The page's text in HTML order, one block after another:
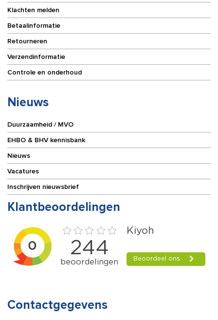
Klachten melden
Betaalinformatie
Retourneren
Verzendinformatie
Controle en onderhoud
Nieuws
Duurzaamheid / MVO
EHBO & BHV kennisbank
Nieuws
Vacatures
Inschrijven nieuwsbrief
Klantbeoordelingen
Contactgegevens